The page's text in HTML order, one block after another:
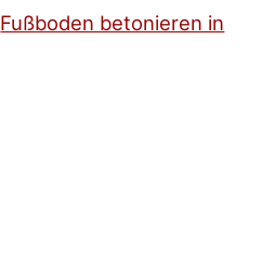
Fußboden betonieren in